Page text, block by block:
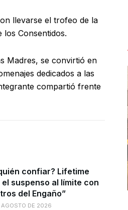
llevarse el trofeo de la
Consentidos.
Madres, se convirtió en
dedicados a las
compartió frente
confiar? Lifetime
el suspenso al límite con
del Engaño”
DE 2026